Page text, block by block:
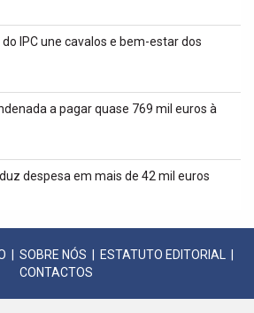
IPC une cavalos e bem-estar dos
a pagar quase 769 mil euros à
despesa em mais de 42 mil euros
SOBRE NÓS ESTATUTO EDITORIAL
CONTACTOS